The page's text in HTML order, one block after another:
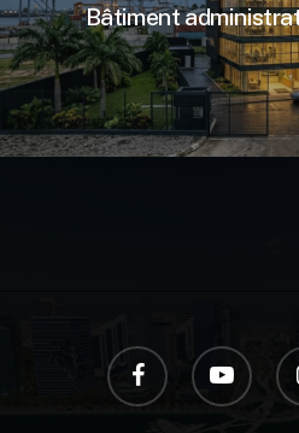
Bâtiment
facebook youtube